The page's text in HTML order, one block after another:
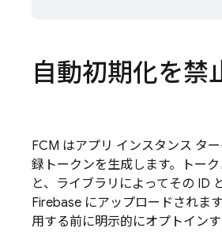
自動初期化を禁
FCM はアプリ インスタンス タ
録トークンを生成します。トー
と、ライブラリによってその ID
Firebase にアップロードされま
用する前に明示的にオプトイン